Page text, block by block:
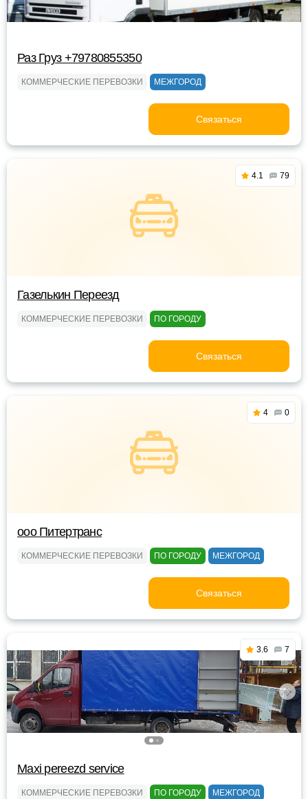
Раз Груз +79780855350
КОММЕРЧЕСКИЕ ПЕРЕВОЗКИ МЕЖГОРОД
Связаться
4.1 79
Газелькин Переезд
КОММЕРЧЕСКИЕ ПЕРЕВОЗКИ ПО ГОРОДУ
Связаться
4 0
ооо Питертранс
КОММЕРЧЕСКИЕ ПЕРЕВОЗКИ ПО ГОРОДУ МЕЖГОРОД
Связаться
3.6 7
Maxi pereezd service
КОММЕРЧЕСКИЕ ПЕРЕВОЗКИ ПО ГОРОДУ МЕЖГОРОД